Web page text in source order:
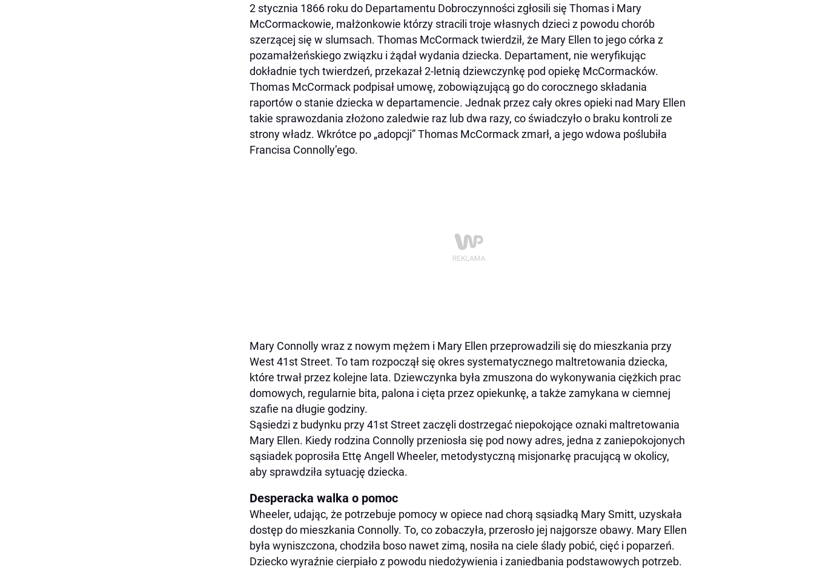
2 stycznia 1866 roku do Departamentu Dobroczynności zgłosili się Thomas i Mary
McCormackowie, małżonkowie którzy stracili troje własnych dzieci z powodu chorób
szerzącej się w slumsach. Thomas McCormack twierdził, że Mary Ellen to jego córka z
pozamałżeńskiego związku i żądał wydania dziecka. Departament, nie weryfikując
dokładnie tych twierdzeń, przekazał 2-letnią dziewczynkę pod opiekę McCormacków.
Thomas McCormack podpisał umowę, zobowiązującą go do corocznego składania
raportów o stanie dziecka w departamencie. Jednak przez cały okres opieki nad Mary Ellen
takie sprawozdania złożono zaledwie raz lub dwa razy, co świadczyło o braku kontroli ze
strony władz. Wkrótce po „adopcji” Thomas McCormack zmarł, a jego wdowa poślubiła
Francisa Connolly’ego.
Mary Connolly wraz z nowym mężem i Mary Ellen przeprowadzili się do mieszkania przy
West 41st Street. To tam rozpoczął się okres systematycznego maltretowania dziecka,
które trwał przez kolejne lata. Dziewczynka była zmuszona do wykonywania ciężkich prac
domowych, regularnie bita, palona i cięta przez opiekunkę, a także zamykana w ciemnej
szafie na długie godziny.
Sąsiedzi z budynku przy 41st Street zaczęli dostrzegać niepokojące oznaki maltretowania
Mary Ellen. Kiedy rodzina Connolly przeniosła się pod nowy adres, jedna z zaniepokojonych
sąsiadek poprosiła Ettę Angell Wheeler, metodystyczną misjonarkę pracującą w okolicy,
aby sprawdziła sytuację dziecka.
Desperacka walka o pomoc
Wheeler, udając, że potrzebuje pomocy w opiece nad chorą sąsiadką Mary Smitt, uzyskała
dostęp do mieszkania Connolly. To, co zobaczyła, przerosło jej najgorsze obawy. Mary Ellen
była wyniszczona, chodziła boso nawet zimą, nosiła na ciele ślady pobić, cięć i poparzeń.
Dziecko wyraźnie cierpiało z powodu niedożywienia i zaniedbania podstawowych potrzeb.